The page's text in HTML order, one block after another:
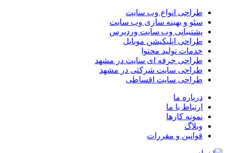
طراحی انواع وب سایت
سئو و بهینه سازی وب سایت
پشتیبانی وب سایت وردپرس
طراحی اپلیکیشن موبایل
خدمات تولید محتوا
طراحی حرفه ای سایت در مشهد
طراحی سایت شرکتی در مشهد
طراحی سایت اقساطی
درباره ما
ارتباط با ما
نمونه کارها
وبلاگ
قوانین و مقررات